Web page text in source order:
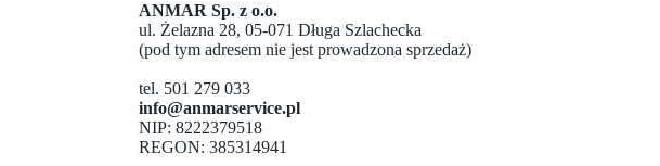
ANMAR Sp. z o.o.
ul. Żelazna 28, 05-071 Długa Szlachecka
(pod tym adresem nie jest prowadzona sprzedaż)
tel. 501 279 033
info@anmarservice.pl
NIP: 8222379518
REGON: 385314941